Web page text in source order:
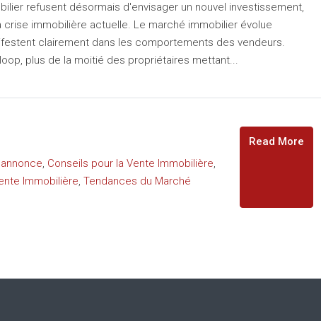
refusent désormais d'envisager un nouvel investissement,
immobilière actuelle. Le marché immobilier évolue
clairement dans les comportements des vendeurs.
plus de la moitié des propriétaires mettant...
, Conseils pour la Vente Immobilière,
Immobilière, Tendances du Marché
Read More